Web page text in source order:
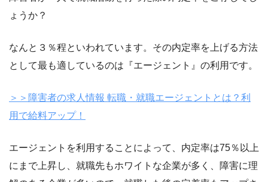
ょうか？
なんと３％程といわれています。その内定率を上げる方法
として最も適しているのは『エージェント』の利用です。
＞＞障害者の求人情報 転職・就職エージェントとは？利
用で給料アップ！
エージェントを利用することによって、内定率は75％以上
にまで上昇し、就職先もホワイトな企業が多く、障害に理